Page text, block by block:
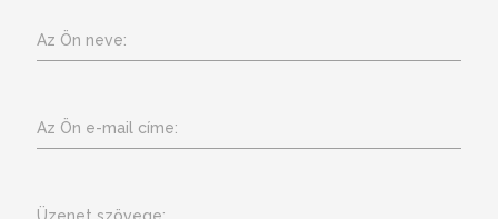
Az Ön neve:
Az Ön e-mail címe:
Üzenet szövege: